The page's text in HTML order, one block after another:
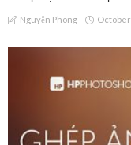
Nguyễn Phong October